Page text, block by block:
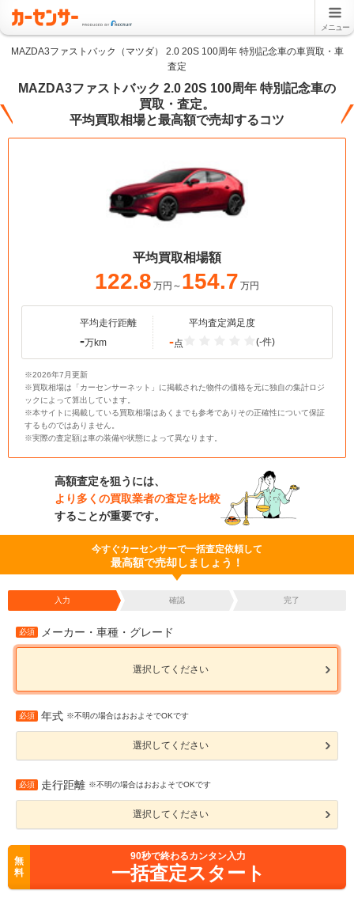
メニュー
MAZDA3ファストバック（マツダ） 2.0 20S 100周年 特別記念車の車買取・車
査定
MAZDA3ファストバック 2.0 20S 100周年 特別記念車の
買取・査定。
平均買取相場と最高額で売却するコツ
平均買取相場額
122.8 万円～ 154.7 万円
平均走行距離
-万km
平均査定満足度
-点 (-件)
※2026年7月更新
※買取相場は「カーセンサーネット」に掲載された物件の価格を元に独自の集計ロジ
ックによって算出しています。
※本サイトに掲載している買取相場はあくまでも参考でありその正確性について保証
するものではありません。
※実際の査定額は車の装備や状態によって異なります。
高額査定を狙うには、
より多くの買取業者の査定を比較
することが重要です。
今すぐカーセンサーで一括査定依頼して
最高額で売却しましょう！
入力 確認 完了
必須 メーカー・車種・グレード
選択してください
必須 年式 ※不明の場合はおおよそでOKです
選択してください
必須 走行距離 ※不明の場合はおおよそでOKです
選択してください
無
料
90秒で終わるカンタン入力
一括査定スタート